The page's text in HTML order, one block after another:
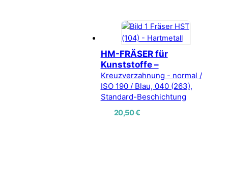
HM-FRÄSER für
Kunststoffe –
Kreuzverzahnung - normal /
ISO 190 / Blau, 040 (263),
Standard-Beschichtung
20,50€